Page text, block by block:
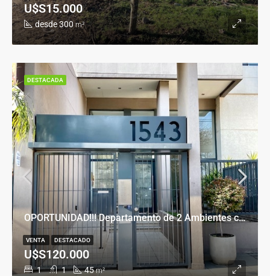
desde 300 m²
U$S15.000
OPORTUNIDAD!!! Departamento de 2 Ambientes con Cochera en Banfield Este
1 1 45 m²
U$S120.000
VENTA DESTACADO
DESTACADA